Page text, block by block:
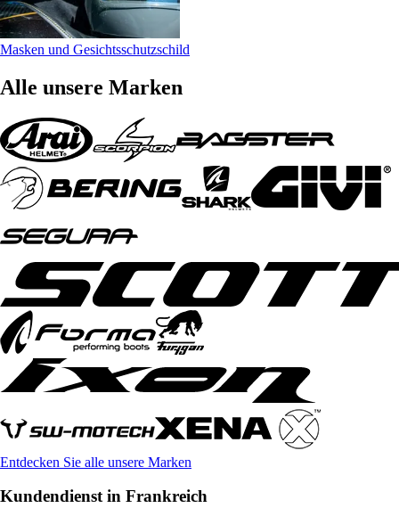
Masken und Gesichtsschutzschild
Alle unsere Marken
Entdecken Sie alle unsere Marken
Kundendienst in Frankreich